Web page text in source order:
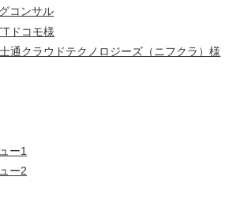
コンサル
ドコモ様
通クラウドテクノロジーズ（ニフクラ）様
ー1
ー2